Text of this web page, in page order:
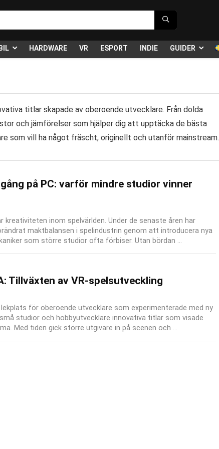
HARDWARE VR ESPORT INDIE GUIDER
titlar skapade av oberoende utvecklare. Från dolda
och jämförelser som hjälper dig att upptäcka de bästa
som vill ha något fräscht, originellt och utanför mainstream.
på PC: varför mindre studior vinner
kreativiteten inom spelvärlden. Under de senaste åren har
maktbalansen i spelindustrin genom att introducera nya
som större studior ofta förbiser. Utan bördan ...
Tillväxten av VR-spelsutveckling
för oberoende utvecklare som experimenterade med ny
studior och hobbyutvecklare innovativa titlar som visade
Med tiden gick större utgivare in på scenen och ...